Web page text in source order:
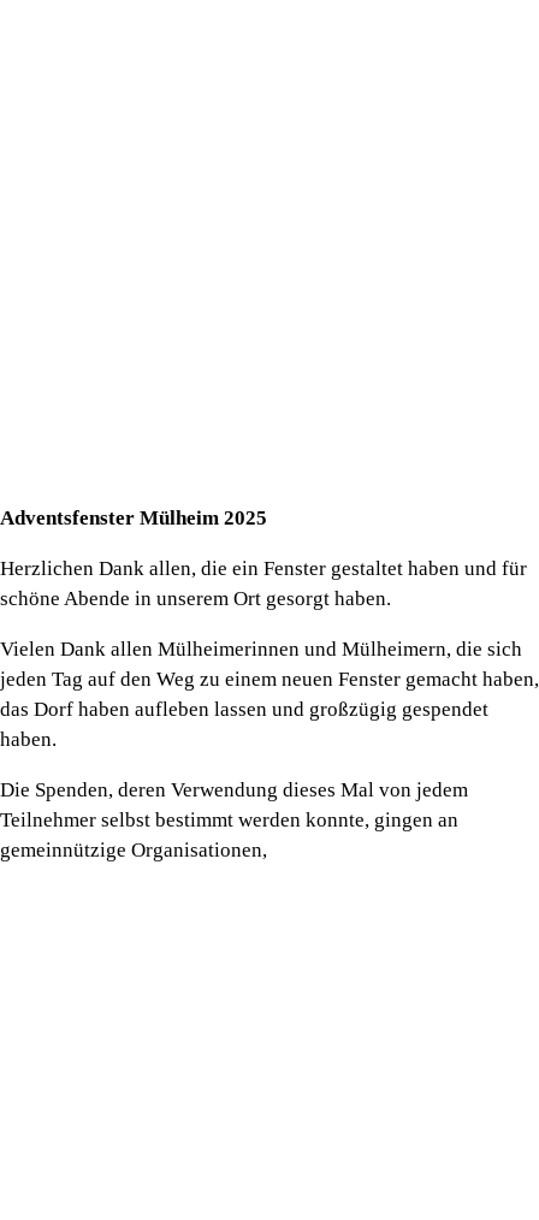
Adventsfenster Mülheim 2025
Herzlichen Dank allen, die ein Fenster gestaltet haben und für
schöne Abende in unserem Ort gesorgt haben.
Vielen Dank allen Mülheimerinnen und Mülheimern, die sich
jeden Tag auf den Weg zu einem neuen Fenster gemacht haben,
das Dorf haben aufleben lassen und großzügig gespendet
haben.
Die Spenden, deren Verwendung dieses Mal von jedem
Teilnehmer selbst bestimmt werden konnte, gingen an
gemeinnützige Organisationen,